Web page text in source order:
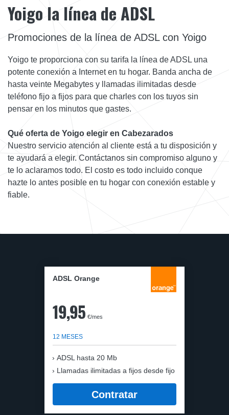
Yoigo la línea de ADSL
Promociones de la línea de ADSL con Yoigo
Yoigo te proporciona con su tarifa la línea de ADSL una
potente conexión a Internet en tu hogar. Banda ancha de
hasta veinte Megabytes y llamadas ilimitadas desde
teléfono fijo a fijos para que charles con los tuyos sin
pensar en los minutos que gastes.
Qué oferta de Yoigo elegir en Cabezarados
Nuestro servicio atención al cliente está a tu disposición y
te ayudará a elegir. Contáctanos sin compromiso alguno y
te lo aclaramos todo. El costo es todo incluido conque
hazte lo antes posible en tu hogar con conexión estable y
fiable.
ADSL Orange
19,95 €/mes
12 MESES
ADSL hasta 20 Mb
Llamadas ilimitadas a fijos desde fijo
Contratar